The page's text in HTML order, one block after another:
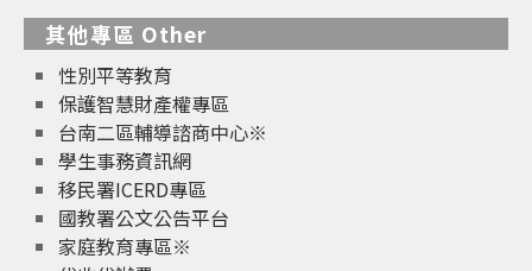
其他專區 Other
性別平等教育
保護智慧財產權專區
台南二區輔導諮商中心※
學生事務資訊網
移民署ICERD專區
國教署公文公告平台
家庭教育專區※